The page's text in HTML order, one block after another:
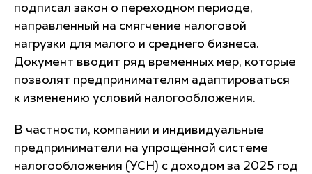
подписал закон о переходном периоде,
направленный на смягчение налоговой
нагрузки для малого и среднего бизнеса.
Документ вводит ряд временных мер, которые
позволят предпринимателям адаптироваться
к изменению условий налогообложения.
В частности, компании и индивидуальные
предприниматели на упрощённой системе
налогообложения (УСН) с доходом за 2025 год